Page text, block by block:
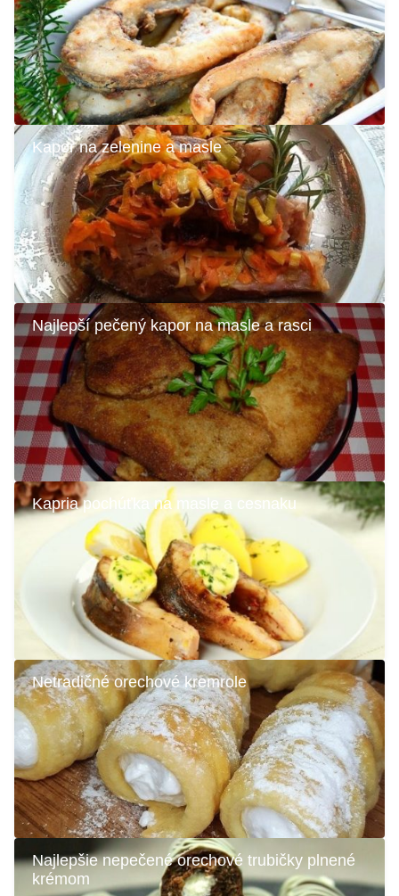
Kapor na zelenine a masle
Najlepší pečený kapor na masle a rasci
Kapria pochúťka na masle a cesnaku
Netradičné orechové kremrole
Najlepšie nepečené orechové trubičky plnené
krémom